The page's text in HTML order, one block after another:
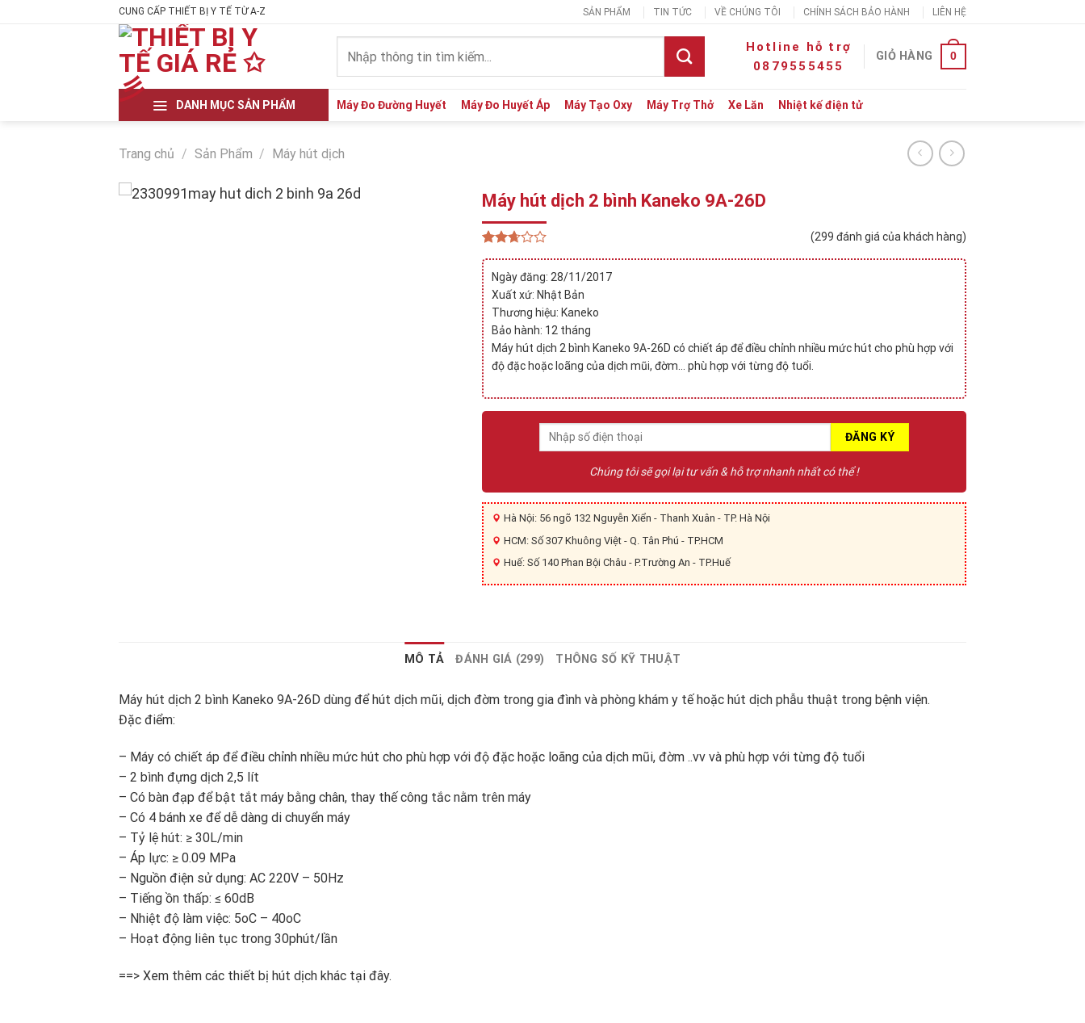
CUNG CẤP THIẾT BỊ Y TẾ TỪ A-Z SẢN PHẨM TIN TỨC VỀ CHÚNG TÔI CHÍNH SÁCH BẢO HÀNH LIÊN HỆ
kiếm:
Hotline hỗ trợ
0879555455
GIỎ HÀNG 0
DANH MỤC SẢN PHẨM Máy Đo Đường Huyết Máy Đo Huyết Áp Máy Tạo Oxy Máy Trợ Thở Xe Lăn Nhiệt kế điện tử
Trang chủ / Sản Phẩm / Máy hút dịch
Máy hút dịch 2 bình Kaneko 9A-26D
2.65
trên 5
dựa
trên
155
đánh
giá
(299 đánh giá của khách hàng)
Ngày đăng: 28/11/2017
Xuất xứ: Nhật Bản
Thương hiệu: Kaneko
Bảo hành: 12 tháng
Máy hút dịch 2 bình Kaneko 9A-26D có chiết áp để điều chỉnh nhiều mức hút cho phù hợp với
độ đặc hoặc loãng của dịch mũi, đờm… phù hợp với từng độ tuổi.
Chúng tôi sẽ gọi lại tư vấn & hỗ trợ nhanh nhất có thể !
Hà Nội: 56 ngõ 132 Nguyễn Xiển - Thanh Xuân - TP. Hà Nội
HCM: Số 307 Khuông Việt - Q. Tân Phú - TP.HCM
Huế: Số 140 Phan Bội Châu - P.Trường An - TP.Huế
MÔ TẢ ĐÁNH GIÁ (299) THÔNG SỐ KỸ THUẬT
Máy hút dịch 2 bình Kaneko 9A-26D dùng để hút dịch mũi, dịch đờm trong gia đình và phòng khám y tế hoặc hút dịch phẫu thuật trong bệnh viện.
Đặc điểm:
– Máy có chiết áp để điều chỉnh nhiều mức hút cho phù hợp với độ đặc hoặc loãng của dịch mũi, đờm ..vv và phù hợp với từng độ tuổi
– 2 bình đựng dịch 2,5 lít
– Có bàn đạp để bật tắt máy bằng chân, thay thế công tắc nằm trên máy
– Có 4 bánh xe để dễ dàng di chuyển máy
– Tỷ lệ hút: ≥ 30L/min
– Áp lực: ≥ 0.09 MPa
– Nguồn điện sử dụng: AC 220V – 50Hz
– Tiếng ồn thấp: ≤ 60dB
– Nhiệt độ làm việc: 5oC – 40oC
– Hoạt động liên tục trong 30phút/lần
==> Xem thêm các thiết bị hút dịch khác tại đây.